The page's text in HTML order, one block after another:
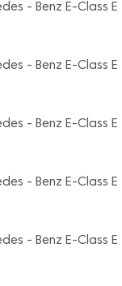
- Benz E-Class
- Benz E-Class
- Benz E-Class
- Benz E-Class
- Benz E-Class